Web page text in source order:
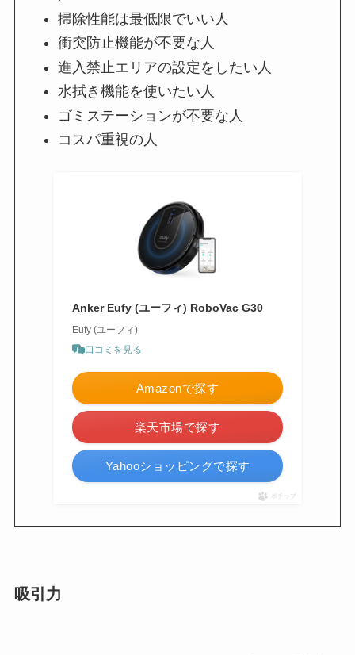
掃除性能は最低限でいい人
衝突防止機能が不要な人
進入禁止エリアの設定をしたい人
水拭き機能を使いたい人
ゴミステーションが不要な人
コスパ重視の人
Anker Eufy (ユーフィ) RoboVac G30
Eufy (ユーフィ)
口コミを見る
Amazonで探す
楽天市場で探す
Yahooショッピングで探す
ポチップ
吸引力